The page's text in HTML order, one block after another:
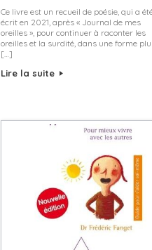
Ce livre est un recueil de poésie, qui a
écrit en 2021, après « Journal de mes
oreilles », pour continuer à raconter les
oreilles et la surdité, dans une forme
[…]
Lire la suite